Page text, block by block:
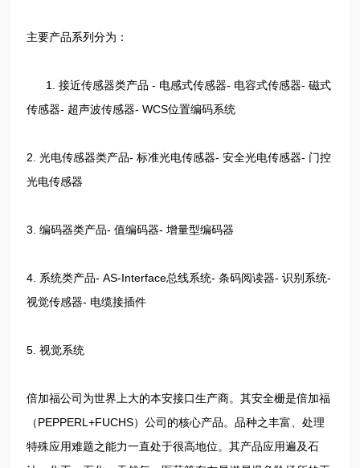
主要产品系列分为：
1. 接近传感器类产品 - 电感式传感器- 电容式传感器- 磁式
传感器- 超声波传感器- WCS位置编码系统
2. 光电传感器类产品- 标准光电传感器- 安全光电传感器- 门控
光电传感器
3. 编码器类产品- 值编码器- 增量型编码器
4. 系统类产品- AS-Interface总线系统- 条码阅读器- 识别系统-
视觉传感器- 电缆接插件
5. 视觉系统
倍加福公司为世界上大的本安接口生产商。其安全栅是倍加福
（PEPPERL+FUCHS）公司的核心产品。品种之丰富、处理
特殊应用难题之能力一直处于很高地位。其产品应用遍及石